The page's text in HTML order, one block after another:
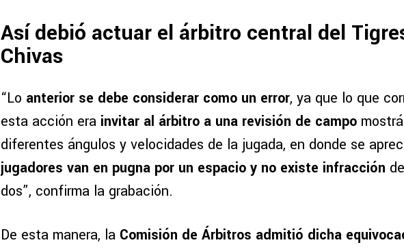
Así debió actuar el árbitro central del
Chivas
“Lo anterior se debe considerar como un error, ya que lo que
esta acción era invitar al árbitro a una revisión de campo
diferentes ángulos y velocidades de la jugada, en donde se
jugadores van en pugna por un espacio y no existe infracción
dos”, confirma la grabación.
De esta manera, la Comisión de Árbitros admitió dicha